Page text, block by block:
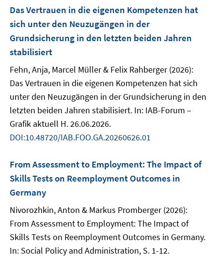
Das Vertrauen in die eigenen Kompetenzen hat
sich unter den Neuzugängen in der
Grundsicherung in den letzten beiden Jahren
stabilisiert
Fehn, Anja, Marcel Müller & Felix Rahberger (2026):
Das Vertrauen in die eigenen Kompetenzen hat sich
unter den Neuzugängen in der Grundsicherung in den
letzten beiden Jahren stabilisiert. In: IAB-Forum –
Grafik aktuell H. 26.06.2026.
DOI:10.48720/IAB.FOO.GA.20260626.01
From Assessment to Employment: The Impact of
Skills Tests on Reemployment Outcomes in
Germany
Nivorozhkin, Anton & Markus Promberger (2026):
From Assessment to Employment: The Impact of
Skills Tests on Reemployment Outcomes in Germany.
In: Social Policy and Administration, S. 1-12.